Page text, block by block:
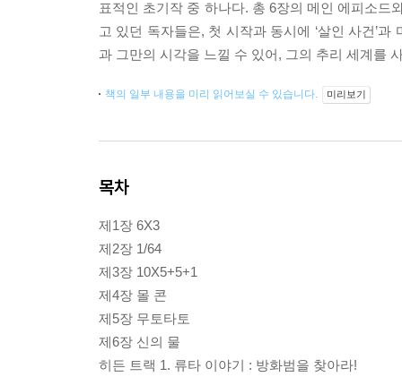
표적인 초기작 중 하나다. 총 6장의 메인 에피소
고 있던 독자들은, 첫 시작과 동시에 ‘살인 사건’
과 그만의 시각을 느낄 수 있어, 그의 추리 세계를
책의 일부 내용을 미리 읽어보실 수 있습니다. 미리보기
목차
제1장 6X3
제2장 1/64
제3장 10X5+5+1
제4장 몰 콘
제5장 무토타토
제6장 신의 물
히든 트랙 1. 류타 이야기 : 방화범을 찾아라!